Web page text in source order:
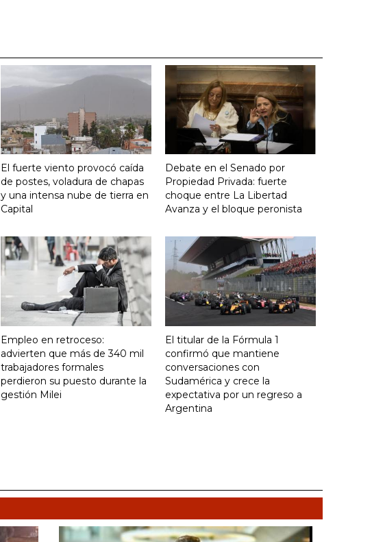
El fuerte viento provocó caída
de postes, voladura de chapas
y una intensa nube de tierra en
Capital
Debate en el Senado por
Propiedad Privada: fuerte
choque entre La Libertad
Avanza y el bloque peronista
Empleo en retroceso:
advierten que más de 340 mil
trabajadores formales
perdieron su puesto durante la
gestión Milei
El titular de la Fórmula 1
confirmó que mantiene
conversaciones con
Sudamérica y crece la
expectativa por un regreso a
Argentina